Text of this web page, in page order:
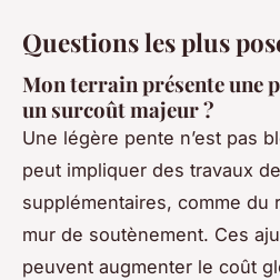
Questions les plus
Mon terrain présente une
un surcoût majeur ?
Une légère pente n’est pas
peut impliquer des travaux
supplémentaires, comme du
mur de soutènement. Ces
peuvent augmenter le coût